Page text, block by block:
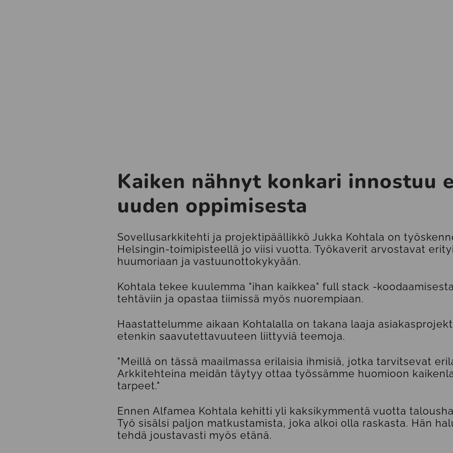
Kaiken nähnyt konkari innostuu
uuden oppimisesta
Sovellusarkkitehti ja projektipäällikkö Jukka Kohtala on
Helsingin-toimipisteellä jo viisi vuotta. Työkaverit arvostavat
huumoriaan ja vastuunottokykyään.
Kohtala tekee kuulemma "ihan kaikkea" full stack -
tehtäviin ja opastaa tiimissä myös nuorempiaan.
Haastattelumme aikaan Kohtalalla on takana laaja
etenkin saavutettavuuteen liittyviä teemoja.
"Meillä on tässä maailmassa erilaisia ihmisiä, jotka tarvitsevat
Arkkitehteina meidän täytyy ottaa työssämme huomioon
tarpeet."
Ennen Alfamea Kohtala kehitti yli kaksikymmentä vuotta
Työ sisälsi paljon matkustamista, joka alkoi olla raskasta. Hän
tehdä joustavasti myös etänä.